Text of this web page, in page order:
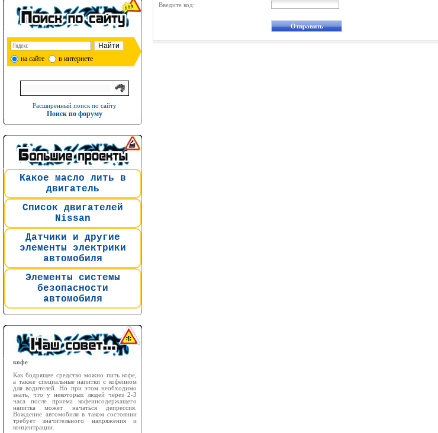
на сайте в интернете
Расширенный поиск по сайту
Поиск по форуму
Какое масло лить в
двигатель
Список двигателей
Nissan
Датчики и другие
элементы электрики
автомобиля
Элементы системы
безопасности
автомобиля
кофе
Как бодрящее средство можно пить кофе,
а также специальные напитки с кофеином
для водителей. Но при этом необходимо
знать, что у некоторых людей через 2-3
часа после приема кофеинсодержащего
напитка может начаться депрессия.
Вождение автомобиля в таком состоянии
требует значительного напряжения и
концентрации.
Введите код: